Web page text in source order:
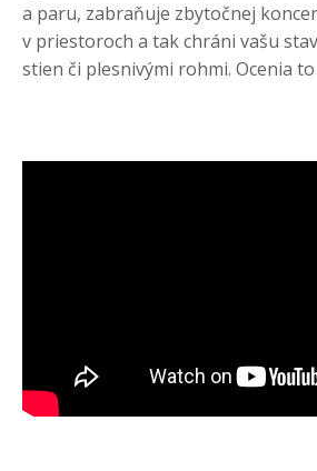
a paru, zabraňuje zbytočnej
v priestoroch a tak chráni vašu
stien či plesnivými rohmi. Ocenia